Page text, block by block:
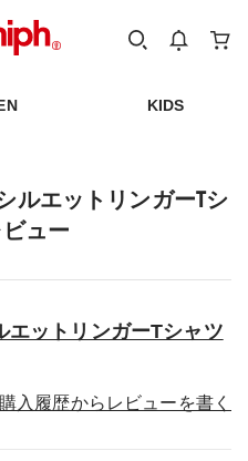
KIDS
ルエットリンガーTシ
ュー
エットリンガーTシャツ
購入履歴からレビューを書く